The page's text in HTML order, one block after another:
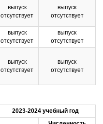
выпуск
отсутствует
выпуск
отсутствует
выпуск
отсутствует
выпуск
отсутствует
выпуск
отсутствует
выпуск
отсутствует
2023-2024 учебный год